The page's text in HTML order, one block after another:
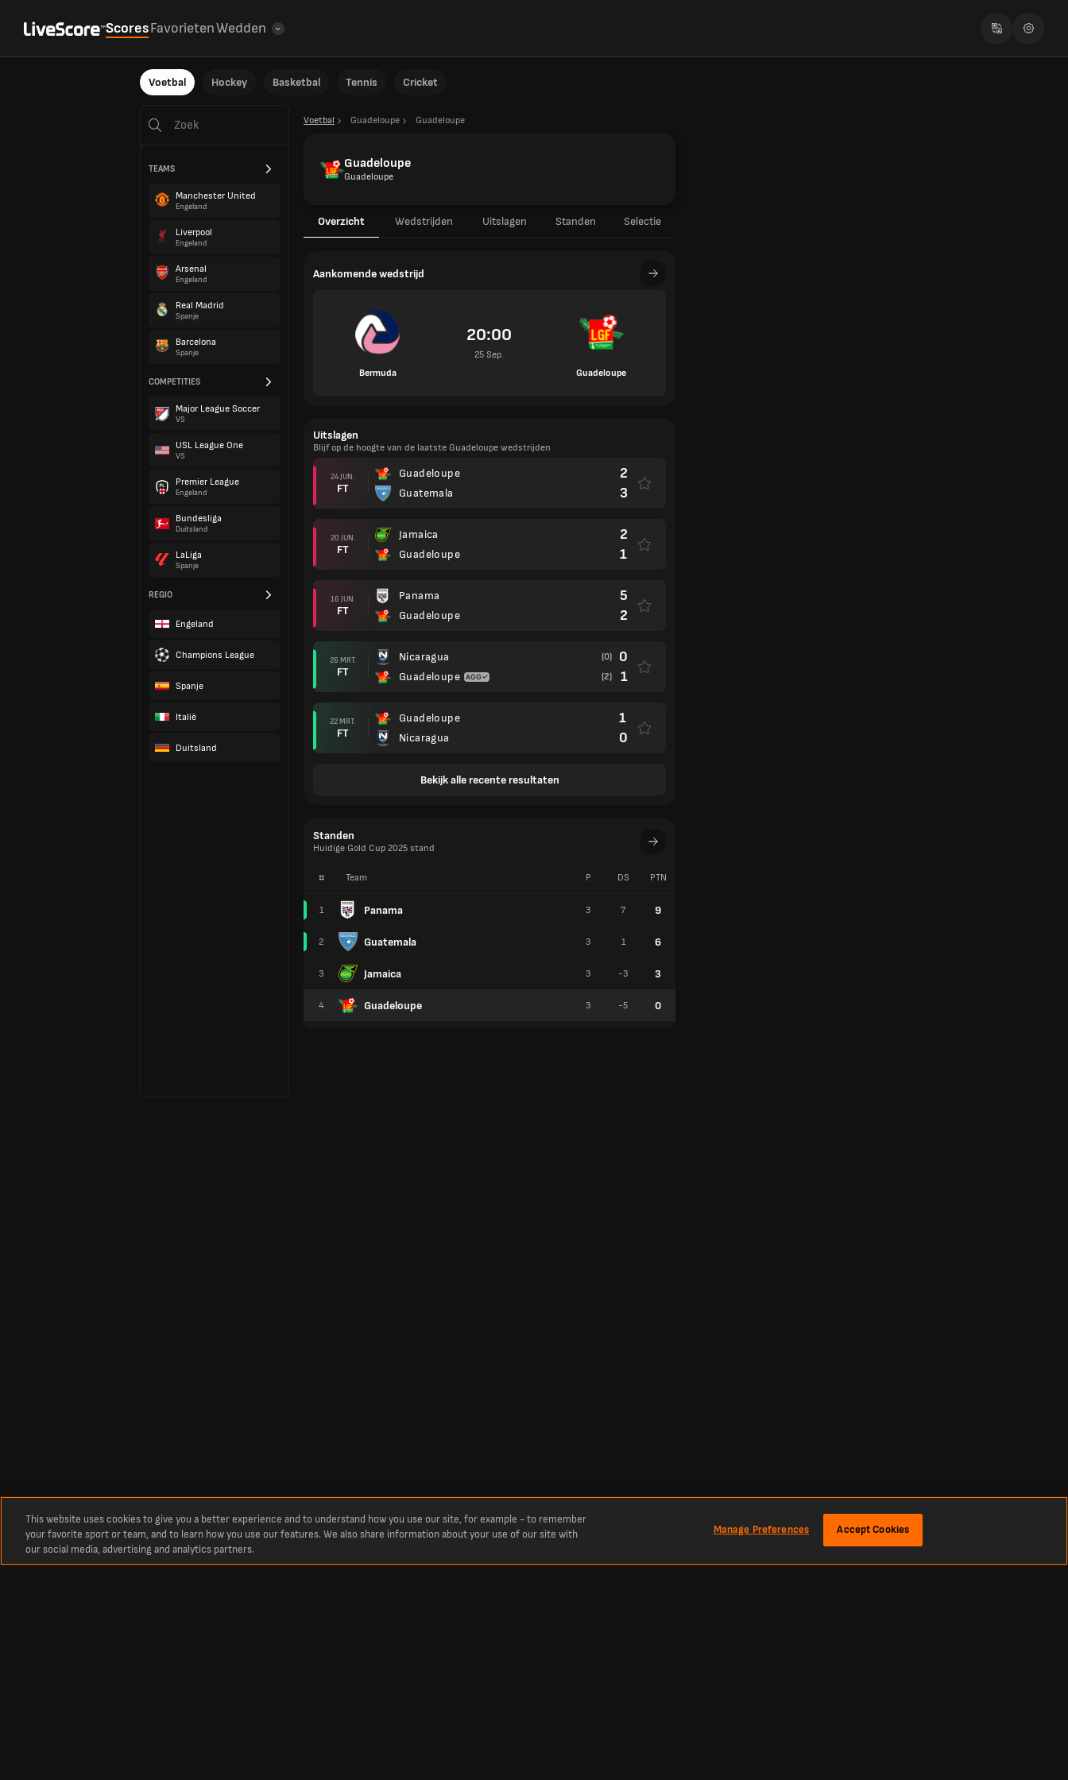
ScoresFavorietenWedden
Voetbal Hockey Basketbal Tennis Cricket
TEAMS
Manchester United
Engeland
Liverpool
Engeland
Arsenal
Engeland
Real Madrid
Spanje
Barcelona
Spanje
COMPETITIES
Major League Soccer
VS
USL League One
VS
Premier League
Engeland
Bundesliga
Duitsland
LaLiga
Spanje
REGIO
Engeland
Champions League
Spanje
Italië
Duitsland
Voetbal Guadeloupe Guadeloupe
Guadeloupe
Guadeloupe
Overzicht Wedstrijden Uitslagen Standen Selectie
Aankomende wedstrijd
Bermuda
20:00
25 Sep.
Guadeloupe
Uitslagen
Blijf op de hoogte van de laatste Guadeloupe wedstrijden
24 JUN.
FT
Guadeloupe
Guatemala
2
3
20 JUN.
FT
Jamaica
Guadeloupe
2
1
16 JUN.
FT
Panama
Guadeloupe
5
2
26 MRT.
FT
Nicaragua
Guadeloupe
(0) 0
(2) 1
22 MRT.
FT
Guadeloupe
Nicaragua
1
0
Bekijk alle recente resultaten
Standen
Huidige Gold Cup 2025 stand
# Team
1 Panama
2 Guatemala
3 Jamaica
4 Guadeloupe
P DS PTN
3 7 9
3 1 6
3 -3 3
3 -5 0
This website uses cookies to give you a better experience and to understand how you use our site, for example - to remember
your favorite sport or team, and to learn how you use our features. We also share information about your use of our site with
our social media, advertising and analytics partners.
Manage Preferences Accept Cookies